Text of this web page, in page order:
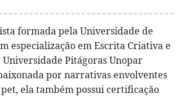
formada pela Universidade de
especialização em Escrita Criativa e
Pitágoras Unopar
por narrativas envolventes
ela também possui certificação